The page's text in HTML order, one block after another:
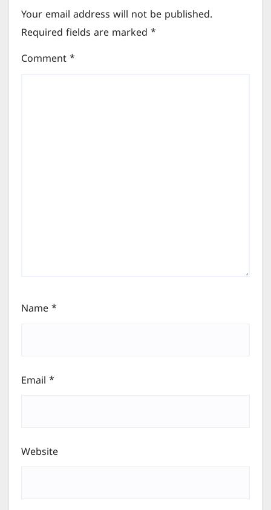
Your email address will not be published.
Required fields are marked *
Comment *
Name *
Email *
Website